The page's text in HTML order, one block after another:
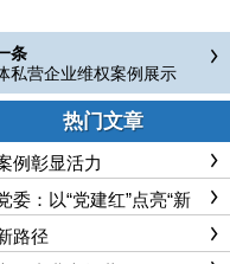
条
私营企业维权案例展示
热门文章
例彰显活力
：以“党建红”点亮“新
路径